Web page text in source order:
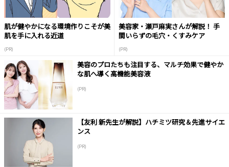
肌が健やかになる環境作りこそが美
肌を手に入れる近道
(PR)
美容家・瀬戸麻実さんが解説！ 手
間いらずの毛穴・くすみケア
(PR)
美容のプロたちも注目する、マルチ効果で健やか
な肌へ導く高機能美容液
(PR)
【友利 新先生が解説】ハチミツ研究＆先進サイエ
ンス
(PR)